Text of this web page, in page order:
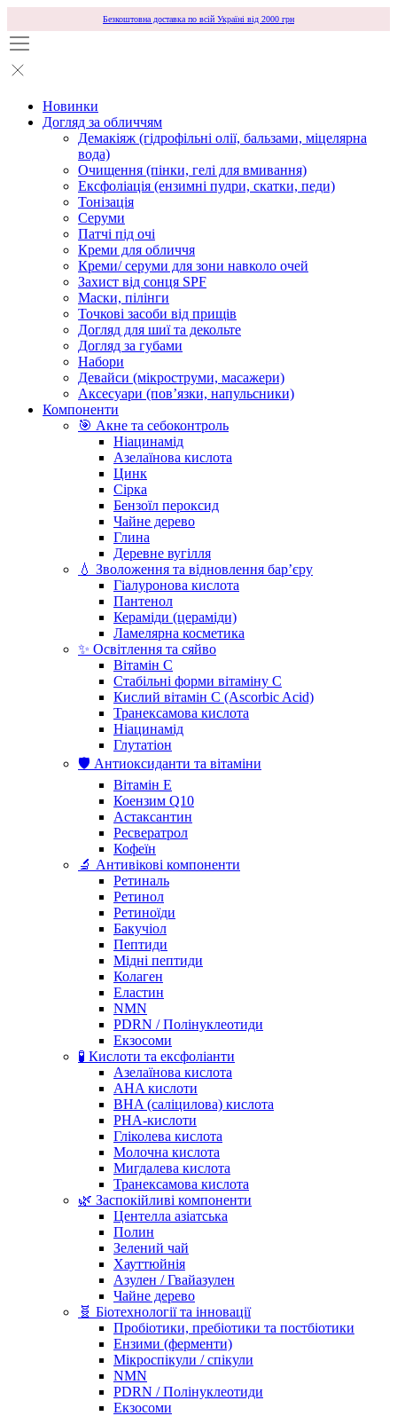
Безкоштовна доставка по всій Україні від 2000 грн
Новинки
Догляд за обличчям
Демакіяж (гідрофільні олії, бальзами, міцелярна
вода)
Очищення (пінки, гелі для вмивання)
Ексфоліація (ензимні пудри, скатки, педи)
Тонізація
Серуми
Патчі під очі
Креми для обличчя
Креми/ серуми для зони навколо очей
Захист від сонця SPF
Маски, пілінги
Точкові засоби від прищів
Догляд для шиї та декольте
Догляд за губами
Набори
Девайси (мікроструми, масажери)
Аксесуари (повʼязки, напульсники)
Компоненти
🎯 Акне та себоконтроль
Ніацинамід
Азелаїнова кислота
Цинк
Сірка
Бензоїл пероксид
Чайне дерево
Глина
Деревне вугілля
💧 Зволоження та відновлення бар’єру
Гіалуронова кислота
Пантенол
Кераміди (цераміди)
Ламелярна косметика
✨ Освітлення та сяйво
Вітамін С
Стабільні форми вітаміну С
Кислий вітамін С (Ascorbic Acid)
Транексамова кислота
Ніацинамід
Глутатіон
🛡️ Антиоксиданти та вітаміни
Вітамін Е
Коензим Q10
Астаксантин
Ресвератрол
Кофеїн
🔬 Антивікові компоненти
Ретиналь
Ретинол
Ретиноїди
Бакучіол
Пептиди
Мідні пептиди
Колаген
Еластин
NMN
PDRN / Полінуклеотиди
Екзосоми
🧪 Кислоти та ексфоліанти
Азелаїнова кислота
AHA кислоти
BHA (саліцилова) кислота
PHA-кислоти
Гліколева кислота
Молочна кислота
Мигдалева кислота
Транексамова кислота
🌿 Заспокійливі компоненти
Центелла азіатська
Полин
Зелений чай
Хауттюйнія
Азулен / Гвайазулен
Чайне дерево
🧬 Біотехнології та інновації
Пробіотики, пребіотики та постбіотики
Ензими (ферменти)
Мікроспікули / спікули
NMN
PDRN / Полінуклеотиди
Екзосоми